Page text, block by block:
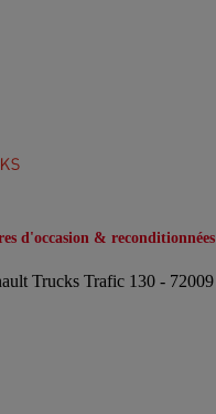
d'occasion & reconditionnées
Trucks Trafic 130 - 72009